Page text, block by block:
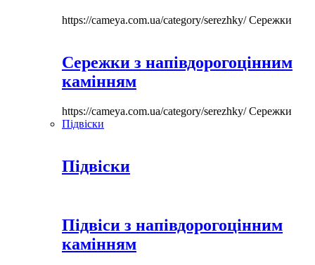
https://cameya.com.ua/category/serezhky/Сережки
Сережки з напівдорогоцінним
камінням
https://cameya.com.ua/category/serezhky/Сережки
Підвіски
Підвіски
Підвіси з напівдорогоцінним
камінням